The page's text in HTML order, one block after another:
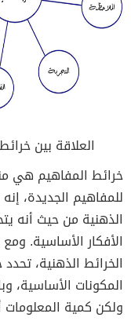
العلاقة بين
خرائط المفاهيم هي
للمفاهيم الجديدة،
الذهنية من حيث أنه
الأفكار الأساسية.
الخرائط الذهنية،
المكونات الأساسية،
ولكن كمية المعلومات